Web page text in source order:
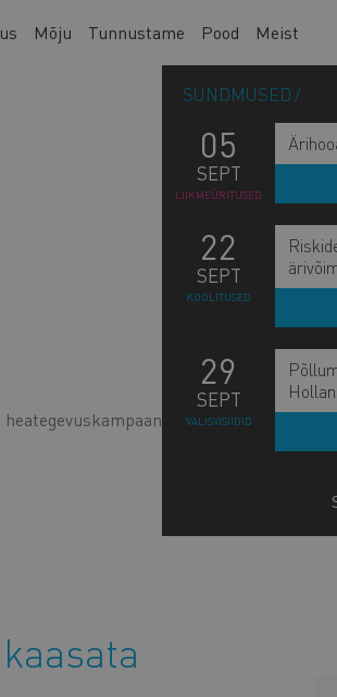
Mõju Tunnustame Pood Meist
SÜNDMUSED
05
SEPT
LIIKMEÜRITUSED
22
SEPT
KOOLITUSED
29
SEPT
VÄLISVISIIDID